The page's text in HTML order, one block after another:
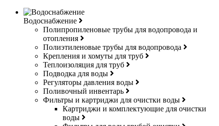
Водоснабжение
Полипропиленовые трубы для водопровода и
отопления
Полиэтиленовые трубы для водопровода
Крепления и хомуты для труб
Теплоизоляция для труб
Подводка для воды
Регуляторы давления воды
Поливочный инвентарь
Фильтры и картриджи для очистки воды
Картриджи и комплектующие для очистки
воды